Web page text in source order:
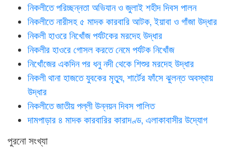
নিকলীতে পরিচ্ছন্নতা অভিযান ও জুলাই শহীদ দিবস পালন
নিকলীতে নারীসহ ৫ মাদক কারবারি আটক, ইয়াবা ও গাঁজা উদ্ধার
নিকলী হাওরে নিখোঁজ পর্যটকের মরদেহ উদ্ধার
নিকলীর হাওরে গোসল করতে নেমে পর্যটক নিখোঁজ
নিখোঁজের একদিন পর ধনু নদী থেকে শিশুর মরদেহ উদ্ধার
নিকলী থানা হাজতে যুবকের মৃত্যু, শার্টের ফাঁসে ঝুলন্ত অবস্থায়
উদ্ধার
নিকলীতে জাতীয় পল্লী উন্নয়ন দিবস পালিত
দামপাড়ার ৪ মাদক কারবারির কারাদণ্ড, এলাকাবাসীর উদ্যোগ
পুরনো সংখ্যা